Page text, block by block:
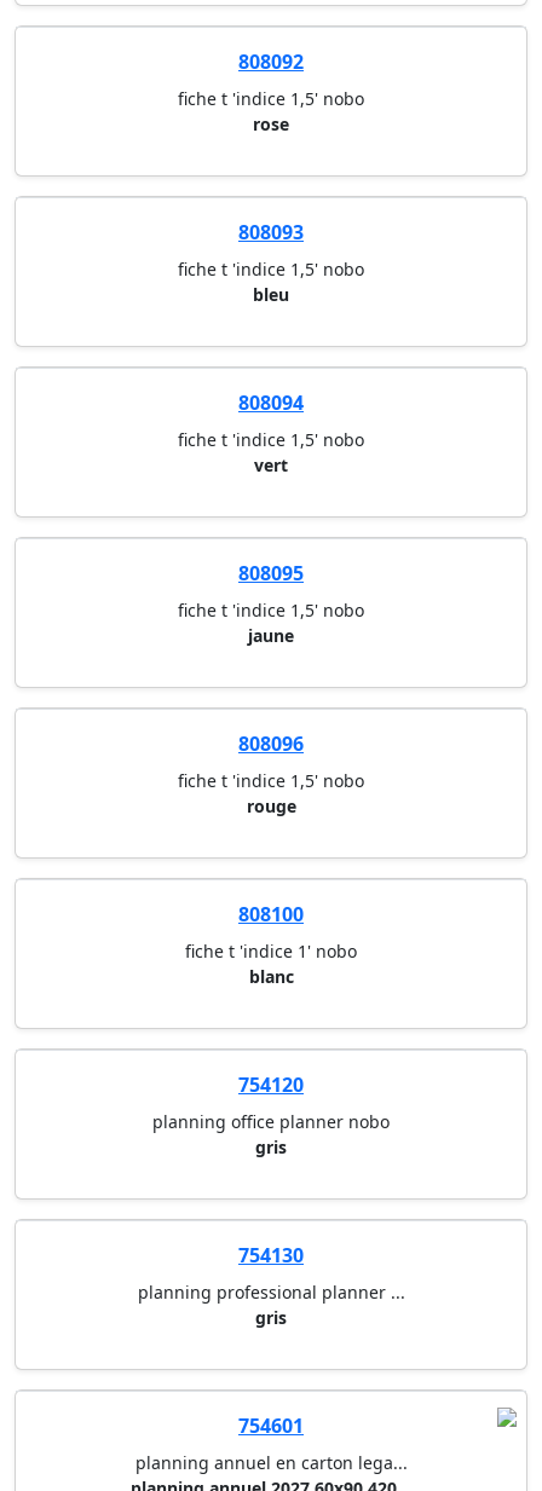
808092
fiche t 'indice 1,5' nobo
rose
808093
fiche t 'indice 1,5' nobo
bleu
808094
fiche t 'indice 1,5' nobo
vert
808095
fiche t 'indice 1,5' nobo
jaune
808096
fiche t 'indice 1,5' nobo
rouge
808100
fiche t 'indice 1' nobo
blanc
754120
planning office planner nobo
gris
754130
planning professional planner ...
gris
754601
planning annuel en carton lega...